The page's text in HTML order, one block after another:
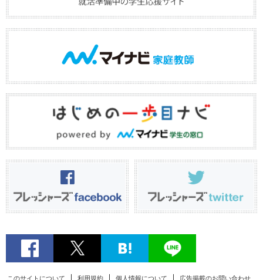
このサイトについて 利用規約 個人情報について 広告掲載のお問い合わせ